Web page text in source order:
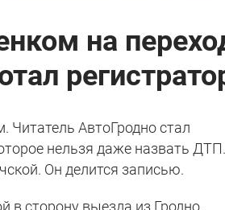
на
Читатель АвтоГродно стал
нельзя даже назвать ДТП.
Он делится записью.
в сторону выезда из Гродно.